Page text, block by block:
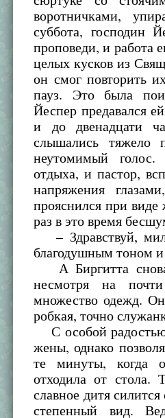
воротничками,
суббота, господин
проповеди, и работа
целых кусков из
он смог повторить
пауз. Это была
Йеспер предавался
и до двенадцати
слышались тяжело
неутомимый голос.
отдыха, и пастор,
напряжения
прояснился при виде
раз в это время
– Здравствуй,
благодушным тоном
А Биргитта
несмотря на
множество одежд.
робкая, точно
С особой радостью
жены, однако
те минуты, когда
отходила от стола.
славное дитя
степенный вид.